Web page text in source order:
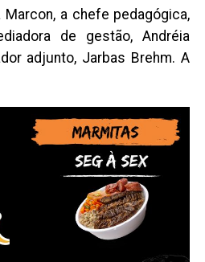
Marcon, a chefe pedagógica,
de gestão, Andréia
adjunto, Jarbas Brehm. A